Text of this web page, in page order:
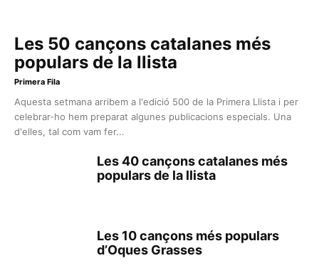
Les 50 cançons catalanes més
populars de la llista
Primera Fila
Aquesta setmana arribem a l'edició 500 de la Primera Llista i per
celebrar-ho hem preparat algunes publicacions especials. Una
d'elles, tal com vam fer...
Les 40 cançons catalanes més
populars de la llista
Les 10 cançons més populars
d’Oques Grasses